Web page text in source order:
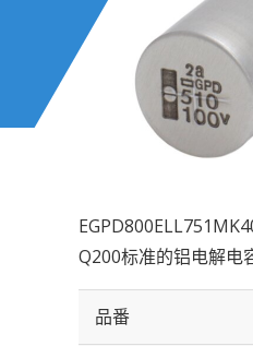
Q200标准的铝电解电
品番